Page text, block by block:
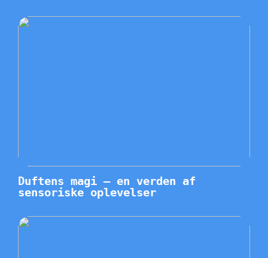
Duftens magi – en verden af
sensoriske oplevelser